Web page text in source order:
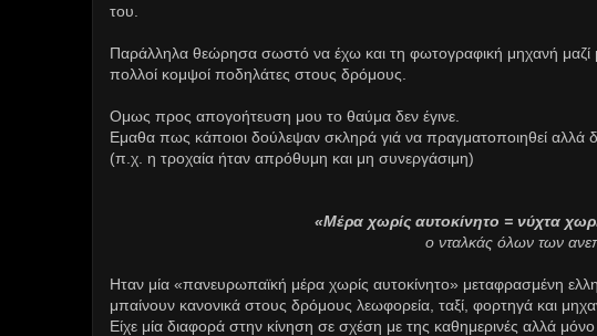
του.
Παράλληλα θεώρησα σωστό να έχω και τη φωτογραφική μηχανή μαζί
πολλοί κομψοί ποδηλάτες στους δρόμους.
Ομως προς απογοήτευση μου το θαύμα δεν έγινε.
Εμαθα πως κάποιοι δούλεψαν σκληρά γιά να πραγματοποιηθεί αλλά
(π.χ. η τροχαία ήταν απρόθυμη και μη συνεργάσιμη)
«Μέρα χωρίς αυτοκίνητο = νύχτα
ο νταλκάς όλων των
Ηταν μία «πανευρωπαϊκή μέρα χωρίς αυτοκίνητο» μεταφρασμένη
μπαίνουν κανονικά στους δρόμους λεωφορεία, ταξί, φορτηγά και
Είχε μία διαφορά στην κίνηση σε σχέση με της καθημερινές αλλά